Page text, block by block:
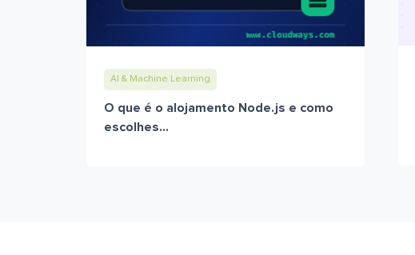
AI & Machine Learning
O que é o alojamento Node.js e como
escolhes...